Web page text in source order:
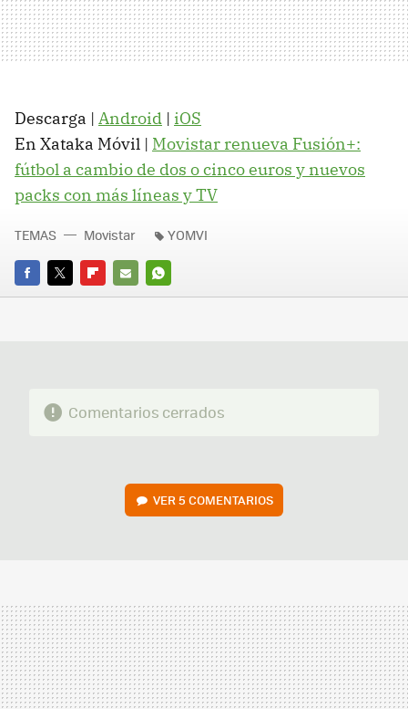
Descarga | Android | iOS
En Xataka Móvil | Movistar renueva Fusión+:
fútbol a cambio de dos o cinco euros y nuevos
packs con más líneas y TV
FACEBOOK
TWITTERFLIPBOARD
E-
WHATSAPP
TEMAS Movistar YOMVI
Comentarios cerrados
VER5 COMENTARIOS